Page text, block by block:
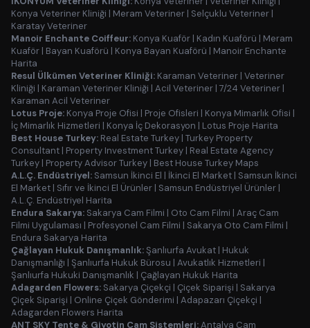
Konya Veteriner Kliniği | Meram Veteriner | Selçuklu Veteriner |
Karatay Veteriner
Manoir Enchante Coiffeur: Konya Kuaför | Kadın Kuaförü | Meram
Kuaför | Bayan Kuaförü | Konya Bayan Kuaförü | Manoir Enchante
Harita
Resul Ülkümen Veteriner Kliniği: Karaman Veteriner | Veteriner
Kliniği | Karaman Veteriner Kliniği | Acil Veteriner | 7/24 Veteriner |
Karaman Acil Veteriner
Lotus Proje: Konya Proje Ofisi | Proje Ofisleri | Konya Mimarlık Ofisi |
İç Mimarlık Hizmetleri | Konya İç Dekorasyon | Lotus Proje Harita
Best House Turkey: Real Estate Turkey | Turkey Property
Consultant | Property Investment Turkey | Real Estate Agency
Turkey | Property Advisor Turkey | Best House Turkey Maps
A.L.Ç. Endüstriyel: Samsun İkinci El | İkinci El Market | Samsun İkinci
El Market | Sıfır ve İkinci El Ürünler | Samsun Endüstriyel Ürünler |
A.L.Ç. Endüstriyel Harita
Endura Sakarya: Sakarya Cam Filmi | Oto Cam Filmi | Araç Cam
Filmi Uygulaması | Profesyonel Cam Filmi | Sakarya Oto Cam Filmi |
Endura Sakarya Harita
Çağlayan Hukuk Danışmanlık:Şanlıurfa Avukat | Hukuk
Danışmanlığı | Şanlıurfa Hukuk Bürosu | Avukatlık Hizmetleri |
Şanlıurfa Hukuki Danışmanlık | Çağlayan Hukuk Harita
Adagarden Flowers: Sakarya Çiçekçi | Çiçek Siparişi | Sakarya
Çiçek Siparişi | Online Çiçek Gönderimi | Adapazarı Çiçekçi |
Adagarden Flowers Harita
ANT SKY Tente & Giyotin Cam Sistemleri:Antalya Cam